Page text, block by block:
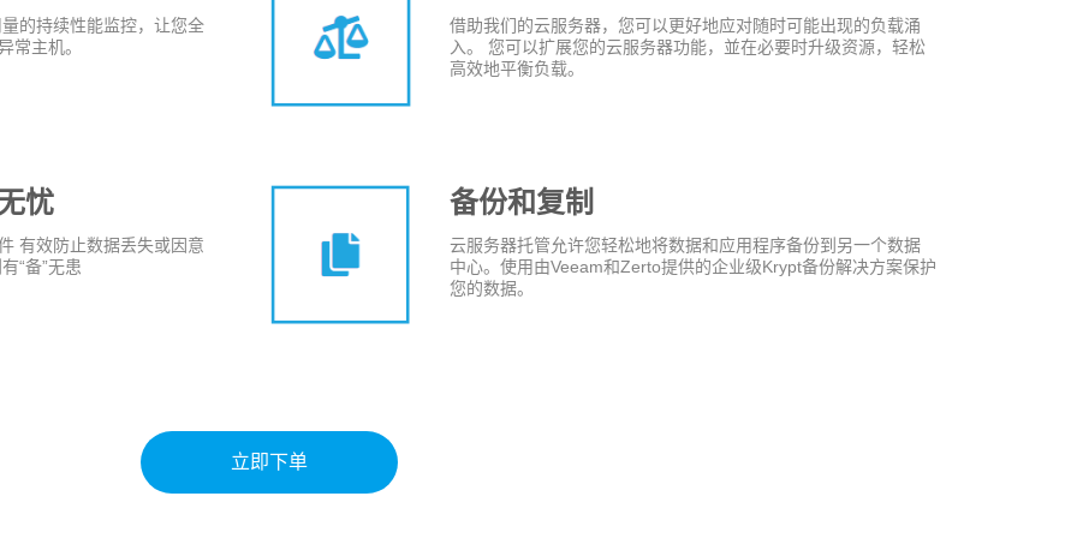
的持续性能监控，让您全
常主机。
借助我们的云服务器，您可以更好地应对随时可能出现的负载涌
入。 您可以扩展您的云服务器功能，並在必要时升级资源，轻松
高效地平衡负载。
忧
有效防止数据丢失或因意
“备”无患
备份和复制
云服务器托管允许您轻松地将数据和应用程序备份到另一个数据
中心。使用由Veeam和Zerto提供的企业级Krypt备份解决方案保护
您的数据。
立即下单